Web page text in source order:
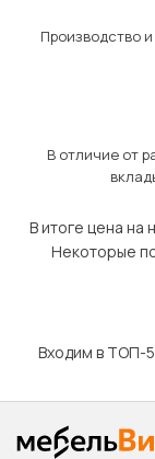
Производство
В отличие от
В итоге цена на
Некоторые
Входим в ТОП-